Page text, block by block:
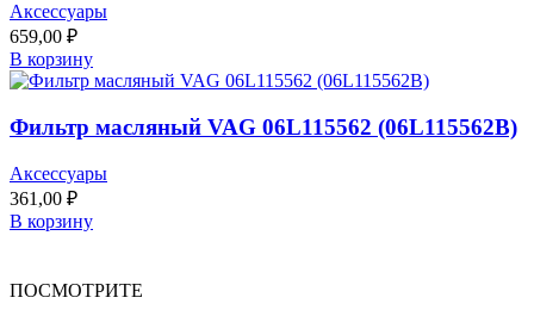
Аксессуары
659,00 ₽
В корзину
Фильтр масляный VAG 06L115562 (06L115562B)
Аксессуары
361,00 ₽
В корзину
ПОСМОТРИТЕ